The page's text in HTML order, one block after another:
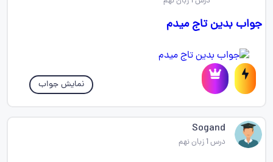
جواب بدین تاج میدم
نمایش جواب
Sogand
درس 1 زبان نهم